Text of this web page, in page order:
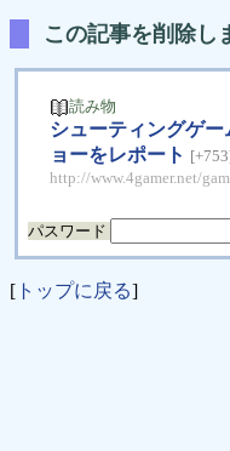
この記事を削除し
読み物
シューティングゲ
ョーをレポート
http://www.4gamer.net/
パスワード
[ トップに戻る]